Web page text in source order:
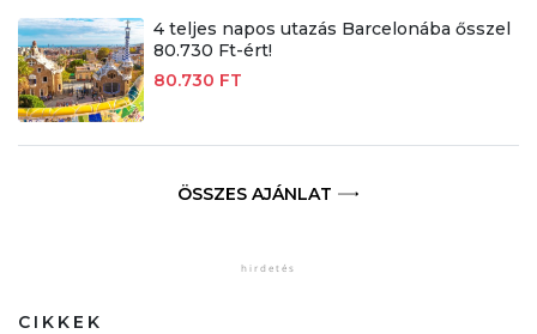
4 teljes napos utazás Barcelonába ősszel
80.730 Ft-ért!
80.730 FT
ÖSSZES AJÁNLAT
CIKKEK